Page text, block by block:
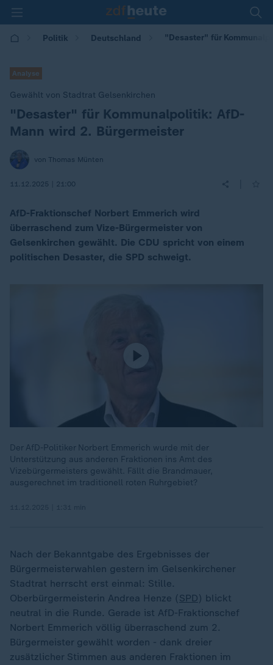
Politik Deutschland "Desaster" für
Analyse
Gewählt von Stadtrat Gelsenkirchen
:"Desaster" für Kommunalpolitik: AfD-
Mann wird 2. Bürgermeister
von Thomas Münten
11.12.2025 | 21:00
AfD-Fraktionschef Norbert Emmerich wird
überraschend zum Vize-Bürgermeister von
Gelsenkirchen gewählt. Die CDU spricht von einem
politischen Desaster, die SPD schweigt.
Der AfD-Politiker Norbert Emmerich wurde mit der
Unterstützung aus anderen Fraktionen ins Amt des
Vizebürgermeisters gewählt. Fällt die Brandmauer,
ausgerechnet im traditionell roten Ruhrgebiet?
Nach der Bekanntgabe des Ergebnisses der
Bürgermeisterwahlen gestern im Gelsenkirchener
Stadtrat herrscht erst einmal: Stille.
Oberbürgermeisterin Andrea Henze (SPD) blickt
neutral in die Runde. Gerade ist AfD-Fraktionschef
Norbert Emmerich völlig überraschend zum 2.
Bürgermeister gewählt worden - dank dreier
zusätzlicher Stimmen aus anderen Fraktionen im